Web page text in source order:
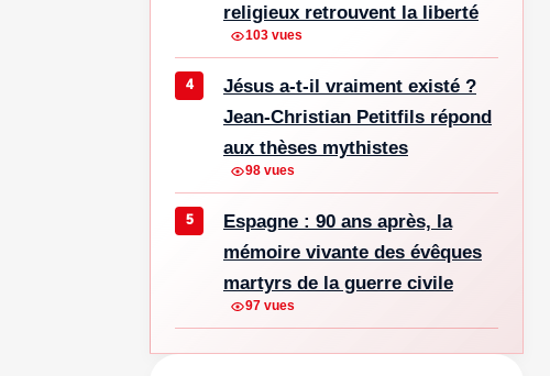
religieux retrouvent la liberté
103 vues
Jésus a-t-il vraiment existé ?
Jean-Christian Petitfils répond
aux thèses mythistes
98 vues
Espagne : 90 ans après, la
mémoire vivante des évêques
martyrs de la guerre civile
97 vues